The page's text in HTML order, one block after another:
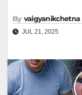
By vaigyanikchetna
JUL 21, 2025